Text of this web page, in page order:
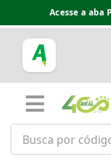
Acesse a aba